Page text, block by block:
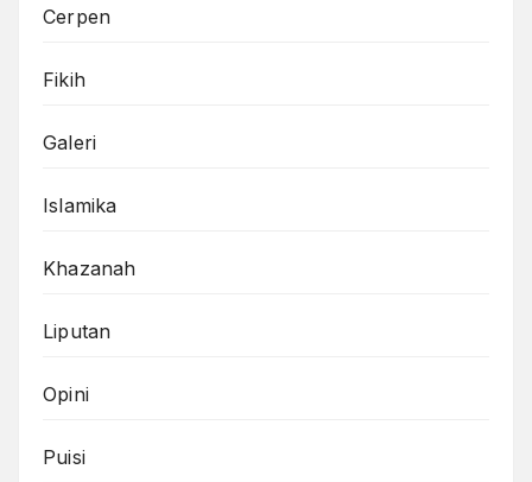
Cerpen
Fikih
Galeri
Islamika
Khazanah
Liputan
Opini
Puisi